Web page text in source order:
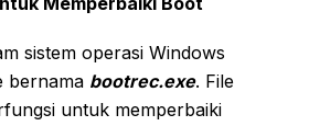
sistem operasi Windows
bernama bootrec.exe. File
untuk memperbaiki